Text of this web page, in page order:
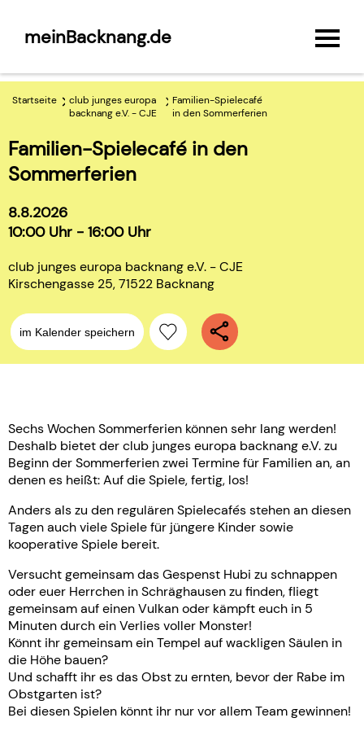
meinBacknang.de
Startseite
club junges europa
backnang e.V. - CJE
Familien-Spielecafé
in den Sommerferien
Familien-Spielecafé in den
Sommerferien
8.8.2026
10:00 Uhr - 16:00 Uhr
club junges europa backnang e.V. - CJE
Kirschengasse 25, 71522 Backnang
im Kalender speichern
Sechs Wochen Sommerferien können sehr lang werden!
Deshalb bietet der club junges europa backnang e.V. zu
Beginn der Sommerferien zwei Termine für Familien an, an
denen es heißt: Auf die Spiele, fertig, los!
Anders als zu den regulären Spielecafés stehen an diesen
Tagen auch viele Spiele für jüngere Kinder sowie
kooperative Spiele bereit.
Versucht gemeinsam das Gespenst Hubi zu schnappen
oder euer Herrchen in Schräghausen zu finden, fliegt
gemeinsam auf einen Vulkan oder kämpft euch in 5
Minuten durch ein Verlies voller Monster!
Könnt ihr gemeinsam ein Tempel auf wackligen Säulen in
die Höhe bauen?
Und schafft ihr es das Obst zu ernten, bevor der Rabe im
Obstgarten ist?
Bei diesen Spielen könnt ihr nur vor allem Team gewinnen!